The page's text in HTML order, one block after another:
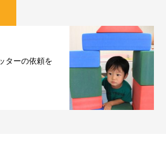
ターの依頼を